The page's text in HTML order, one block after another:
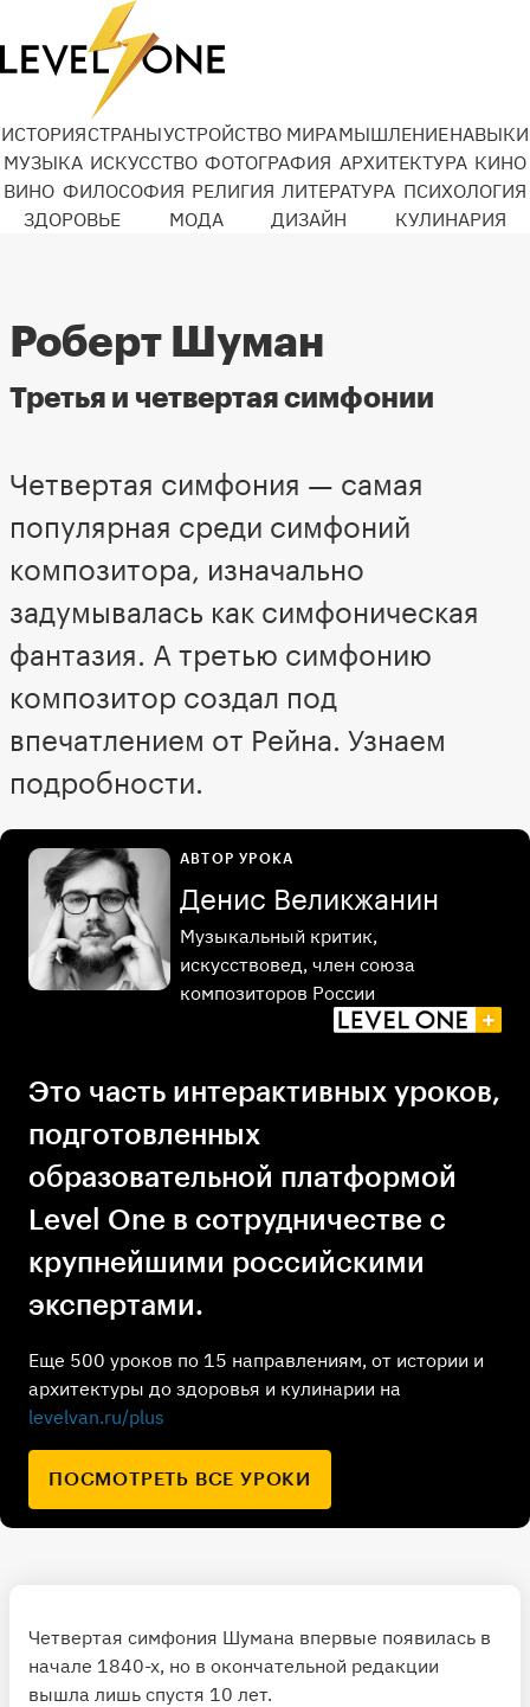
ИСТОРИЯСТРАНЫУСТРОЙСТВО МИРАМЫШЛЕНИЕНАВЫКИ
МУЗЫКА ИСКУССТВО ФОТОГРАФИЯ АРХИТЕКТУРА КИНО
ВИНО ФИЛОСОФИЯ РЕЛИГИЯ ЛИТЕРАТУРА ПСИХОЛОГИЯ
ЗДОРОВЬЕ
МОДА ДИЗАЙН КУЛИНАРИЯ
Роберт Шуман
Третья и четвертая симфонии
Четвертая симфония — самая
популярная среди симфоний
композитора, изначально
задумывалась как симфоническая
фантазия. А третью симфонию
композитор создал под
впечатлением от Рейна. Узнаем
подробности.
Это часть интерактивных уроков,
подготовленных
образовательной платформой
Level One в сотрудничестве с
крупнейшими российскими
экспертами.
Еще 500 уроков по 15 направлениям, от истории и
архитектуры до здоровья и кулинарии на
levelvan.ru/plus
ПОСМОТРЕТЬ ВСЕ УРОКИ
АВТОР УРОКА
Денис Великжанин
Музыкальный критик,
искусствовед, член союза
композиторов России
Четвертая симфония Шумана впервые появилась в
начале 1840-х, но в окончательной редакции
вышла лишь спустя 10 лет.